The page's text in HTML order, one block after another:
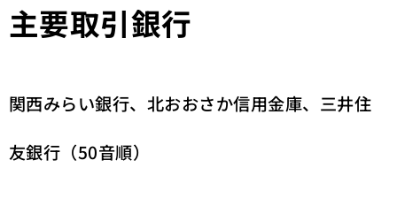
主要取引銀行
関西みらい銀行、北おおさか信用金庫、三井住
友銀行（50音順）